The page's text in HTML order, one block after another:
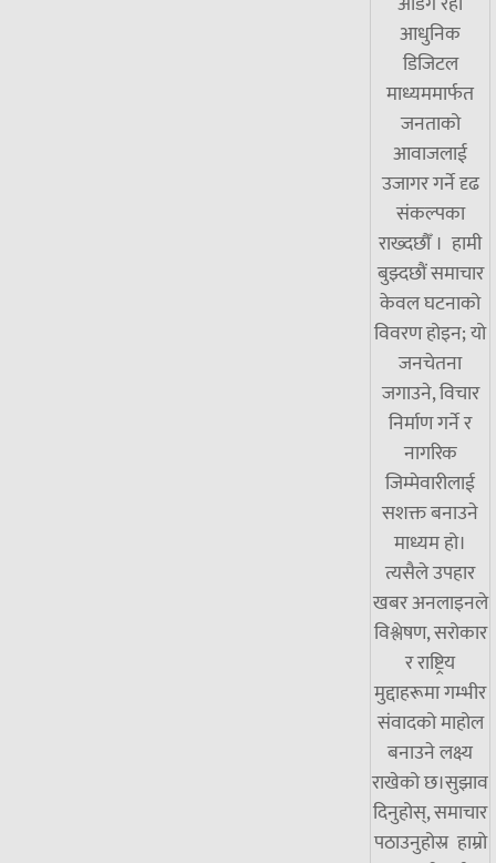
आधुनिक
डिजिटल
माध्यममार्फत
जनताको
आवाजलाई
उजागर गर्ने दृढ
संकल्पका
राख्दछौँ । हामी
बुझ्दछौं समाचार
केवल घटनाको
विवरण होइन; यो
जनचेतना
जगाउने, विचार
निर्माण गर्ने र
नागरिक
जिम्मेवारीलाई
सशक्त बनाउने
माध्यम हो।
त्यसैले उपहार
खबर अनलाइनले
विश्लेषण, सरोकार
र राष्ट्रिय
मुद्दाहरूमा गम्भीर
संवादको माहोल
बनाउने लक्ष्य
राखेको छ।सुझाव
दिनुहोस्, समाचार
पठाउनुहोस्र हाम्रो